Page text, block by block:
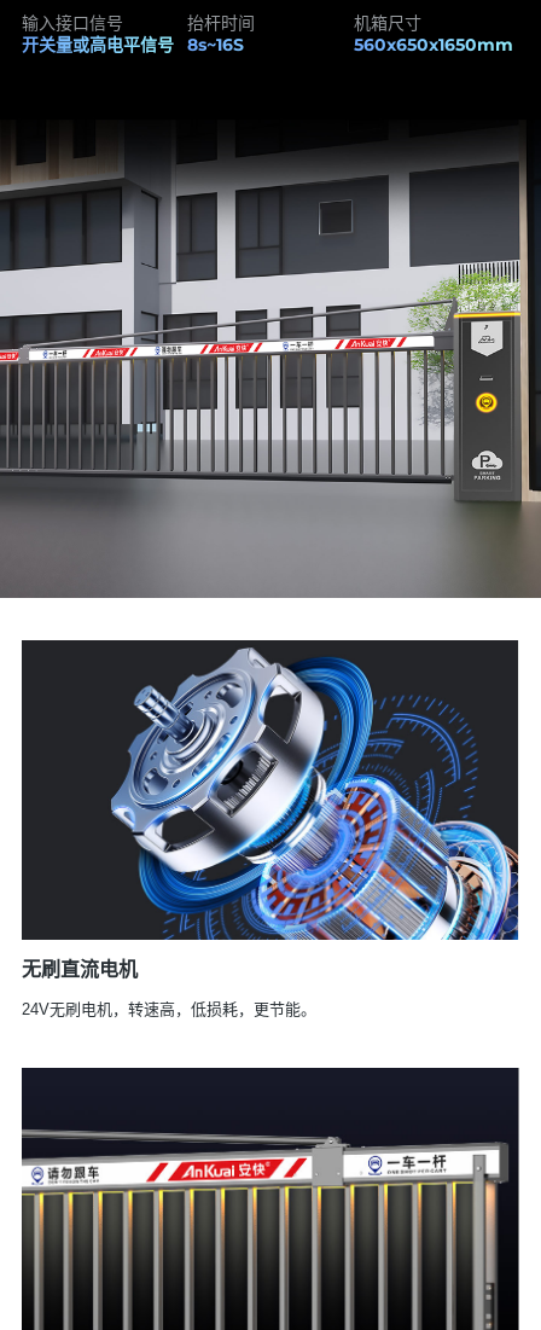
输入接口信号
开关量或高电平信号
抬杆时间
8s~16S
机箱尺寸
560x650x1650mm
无刷直流电机
24V无刷电机，转速高，低损耗，更节能。